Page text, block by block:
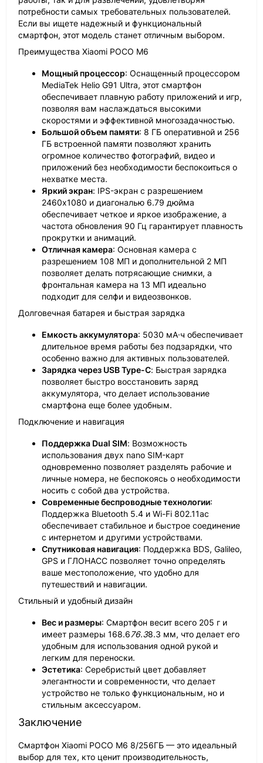
потребности самых требовательных пользователей.
Если вы ищете надежный и функциональный
смартфон, этот модель станет отличным выбором.
Преимущества Xiaomi POCO M6
Мощный процессор: Оснащенный процессором
MediaTek Helio G91 Ultra, этот смартфон
обеспечивает плавную работу приложений и игр,
позволяя вам наслаждаться высокими
скоростями и эффективной многозадачностью.
Большой объем памяти: 8 ГБ оперативной и 256
ГБ встроенной памяти позволяют хранить
огромное количество фотографий, видео и
приложений без необходимости беспокоиться о
нехватке места.
Яркий экран: IPS-экран с разрешением
2460x1080 и диагональю 6.79 дюйма
обеспечивает четкое и яркое изображение, а
частота обновления 90 Гц гарантирует плавность
прокрутки и анимаций.
Отличная камера: Основная камера с
разрешением 108 МП и дополнительной 2 МП
позволяет делать потрясающие снимки, а
фронтальная камера на 13 МП идеально
подходит для селфи и видеозвонков.
Долговечная батарея и быстрая зарядка
Емкость аккумулятора: 5030 мА·ч обеспечивает
длительное время работы без подзарядки, что
особенно важно для активных пользователей.
Зарядка через USB Type-C: Быстрая зарядка
позволяет быстро восстановить заряд
аккумулятора, что делает использование
смартфона еще более удобным.
Подключение и навигация
Поддержка Dual SIM: Возможность
использования двух nano SIM-карт
одновременно позволяет разделять рабочие и
личные номера, не беспокоясь о необходимости
носить с собой два устройства.
Современные беспроводные технологии:
Поддержка Bluetooth 5.4 и Wi-Fi 802.11ac
обеспечивает стабильное и быстрое соединение
с интернетом и другими устройствами.
Спутниковая навигация: Поддержка BDS, Galileo,
GPS и ГЛОНАСС позволяет точно определять
ваше местоположение, что удобно для
путешествий и навигации.
Стильный и удобный дизайн
Вес и размеры: Смартфон весит всего 205 г и
имеет размеры 168.676.38.3 мм, что делает его
удобным для использования одной рукой и
легким для переноски.
Эстетика: Серебристый цвет добавляет
элегантности и современности, что делает
устройство не только функциональным, но и
стильным аксессуаром.
Заключение
Смартфон Xiaomi POCO M6 8/256ГБ — это идеальный
выбор для тех, кто ценит производительность,